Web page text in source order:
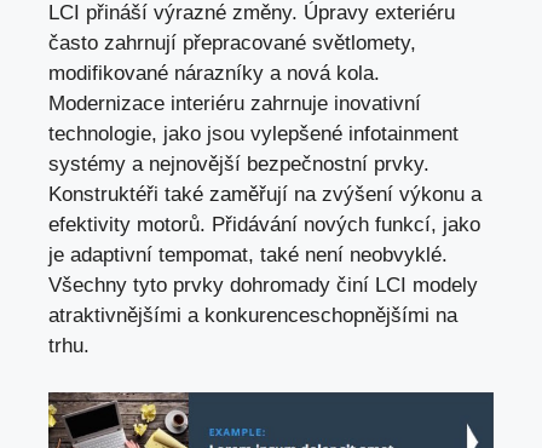
LCI přináší výrazné změny. Úpravy exteriéru
často zahrnují přepracované světlomety,
modifikované nárazníky a nová kola.
Modernizace interiéru zahrnuje inovativní
technologie, jako jsou vylepšené infotainment
systémy a nejnovější bezpečnostní prvky.
Konstruktéři také zaměřují na zvýšení výkonu a
efektivity motorů. Přidávání nových funkcí, jako
je adaptivní tempomat, také není neobvyklé.
Všechny tyto prvky dohromady činí LCI modely
atraktivnějšími a konkurenceschopnějšími na
trhu.